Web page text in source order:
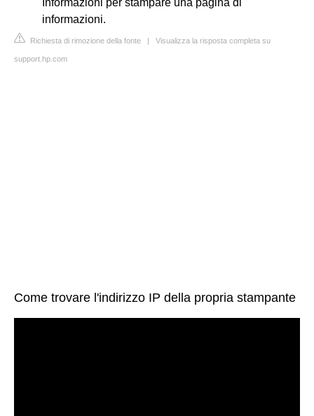
Informazioni per stampare una pagina di
informazioni.
Richiesta di rimozione della fonte | Visualizza la risposta completa su
support.hp.com
Come trovare l'indirizzo IP della propria stampante